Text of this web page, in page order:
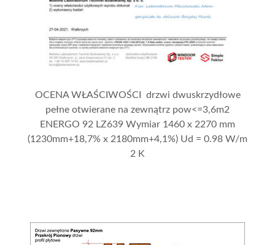
OCENA WŁAŚCIWOŚCI drzwi dwuskrzydłowe
pełne otwierane na zewnątrz pow<=3,6m2
ENERGO 92 LZ639 Wymiar 1460 x 2270 mm
(1230mm+18,7% x 2180mm+4,1%) Ud = 0.98 W/m
2 K